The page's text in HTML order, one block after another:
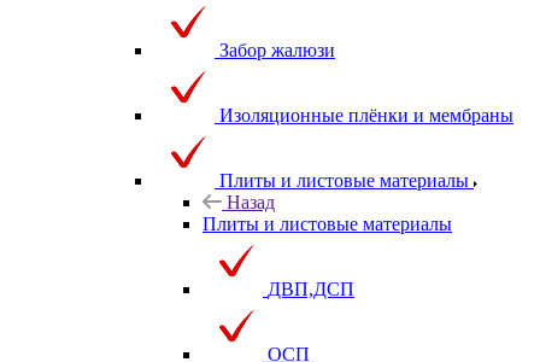
Забор жалюзи
Изоляционные плёнки и мембраны
Плиты и листовые материалы
Назад
Плиты и листовые материалы
ДВП,ДСП
ОСП